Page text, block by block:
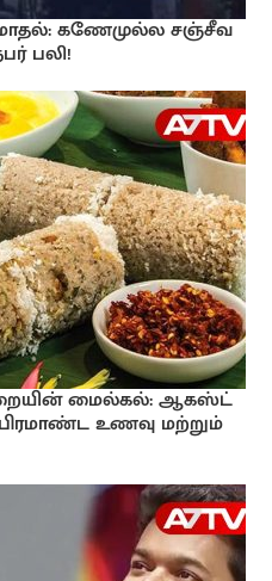
கணேமுல்ல சஞ்சீவ
பலி!
மைல்கல்: ஆகஸ்ட்
உணவு மற்றும்